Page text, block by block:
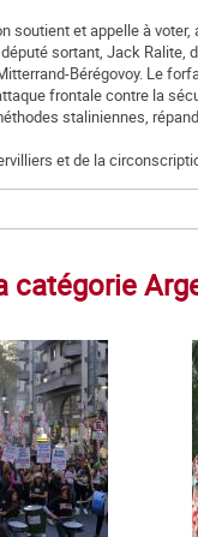
soutient et appelle à
sortant, Jack
Bérégovoy. Le
frontale contre la
staliniennes,
et de la
catégorie